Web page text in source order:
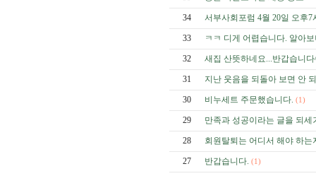
34 서부사회포럼 4월 20일 오후7
33 ㅋㅋ 디게 어렵습니다. 알아보
32 새집 산뜻하네요...반갑습니
31 지난 웃음을 되돌아 보면 안
30 비누세트 주문했습니다. (1)
29 만족과 성공이라는 글을 되세
28 회원탈퇴는 어디서 해야 하는
27 반갑습니다. (1)